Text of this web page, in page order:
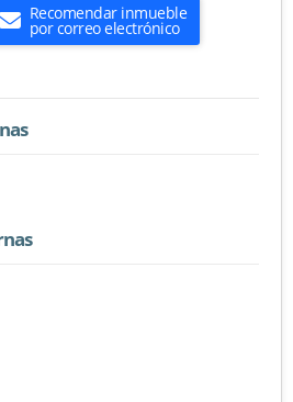
Recomendar inmueble
por correo electrónico